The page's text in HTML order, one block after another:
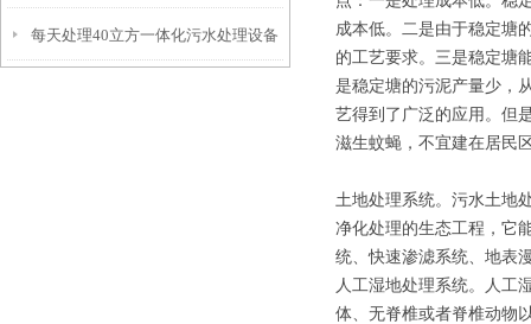
备
每天处理40立方一体化污水处理设备
成本低。二是由于稳定塘
的工艺要求。三是稳定塘
是稳定塘的污泥产量少，
艺得到了广泛的应用。但
滋生蚊蝇，不宜建在居民
土地处理系统。污水土地
净化处理的生态工程，它
统、快速渗滤系统、地表
人工湿地处理系统。人工
体、无脊椎或者脊椎动物